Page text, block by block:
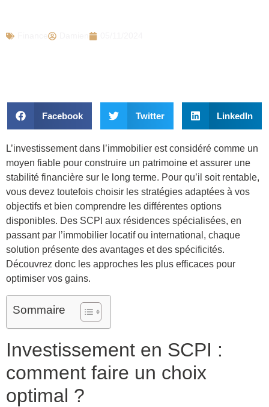
Facebook Twitter LinkedIn
L’investissement dans l’immobilier est considéré comme un
moyen fiable pour construire un patrimoine et assurer une
stabilité financière sur le long terme. Pour qu’il soit rentable,
vous devez toutefois choisir les stratégies adaptées à vos
objectifs et bien comprendre les différentes options
disponibles. Des SCPI aux résidences spécialisées, en
passant par l’immobilier locatif ou international, chaque
solution présente des avantages et des spécificités.
Découvrez donc les approches les plus efficaces pour
optimiser vos gains.
Sommaire
Investissement en SCPI :
comment faire un choix
optimal ?